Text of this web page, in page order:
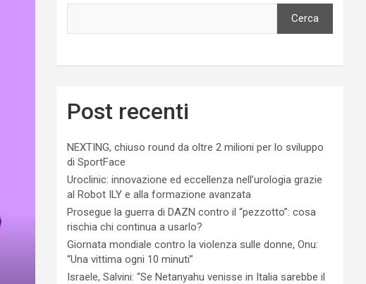
Cerca
Post recenti
NEXTING, chiuso round da oltre 2 milioni per lo sviluppo
di SportFace
Uroclinic: innovazione ed eccellenza nell’urologia grazie
al Robot ILY e alla formazione avanzata
Prosegue la guerra di DAZN contro il “pezzotto”: cosa
rischia chi continua a usarlo?
Giornata mondiale contro la violenza sulle donne, Onu:
“Una vittima ogni 10 minuti”
Israele, Salvini: “Se Netanyahu venisse in Italia sarebbe il